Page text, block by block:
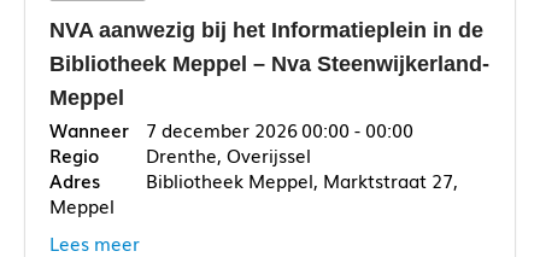
NVA aanwezig bij het Informatieplein in de
Bibliotheek Meppel – Nva Steenwijkerland-
Meppel
7 december 202600:00 - 00:00
Drenthe, Overijssel
Bibliotheek Meppel, Marktstraat 27,
Meppel
Lees meer